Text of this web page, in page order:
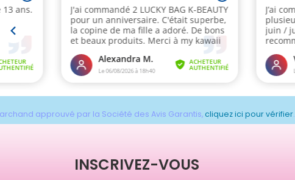
approuvé par la Société des Avis Garantis,cliquez ici pour vérifier.
INSCRIVEZ-VOUS